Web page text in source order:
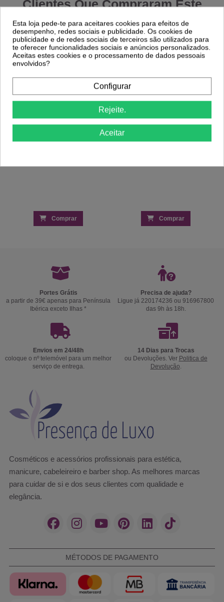
Clientes Que Compraram Este
-41,06%
01d. 01:40:26
Comprar
-25%
Maria Trapezista Verniz Gel 15ml Inocos
Comprar
Portes Grátis
a partir de 39€ apenas para Península
Ibérica exceto Ilhas *
Precisa de ajuda?
Ligue já 220174236 ou 916967800
das 9h às 18h.
Envios em 24/48h
coloque o nº telemóvel para um melhor
serviço de entrega.
14 Dias para Trocas
ou Devoluções. Ver Politica de
Devolução
Cosméticos e acessórios profissionais para estética,
manicure, cabeleireiro e barber shop. As melhores marcas
para cuidar de si e dos seus clientes com qualidade e
elegância.
MÉTODOS DE PAGAMENTO
Esta loja pede-te para aceitares cookies para efeitos de
desempenho, redes sociais e publicidade. Os cookies de
publicidade e de redes sociais de terceiros são utilizados para
te oferecer funcionalidades sociais e anúncios personalizados.
Aceitas estes cookies e o processamento de dados pessoais
envolvidos?
Configurar
Rejeite.
Aceitar